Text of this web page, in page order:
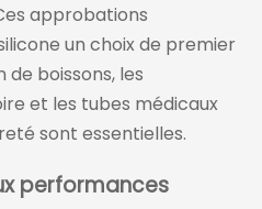
approbations
un choix de premier
boissons, les
et les tubes médicaux
sont essentielles.
performances